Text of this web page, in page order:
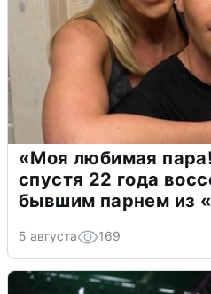
«Моя любимая
спустя 22 года
бывшим парнем из
5 августа 169